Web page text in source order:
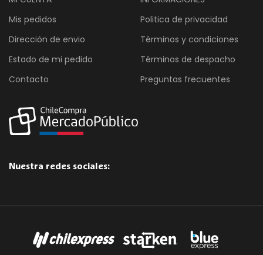
Mis pedidos
Dirección de envio
Estado de mi pedido
Contacto
Politica de privacidad
Términos y condiciones
Términos de despacho
Preguntas frecuentes
Nuestra redes sociales: